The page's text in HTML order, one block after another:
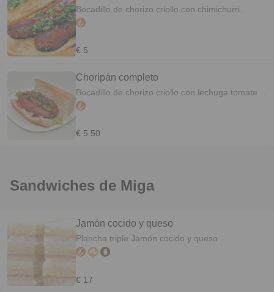
Bocadillo de chorizo criollo con chimichurri.
€ 5
Choripán completo
Bocadillo de chorizo criollo con lechuga tomate y
chimichurri
€ 5.50
Sandwiches de Miga
Jamón cocido y queso
Plancha triple Jamón cocido y queso
€ 17